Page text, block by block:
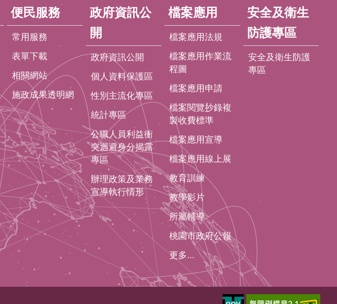
便民服務
常用服務
表單下載
相關網站
施政成果透明網
政府資訊公
開
政府資訊公開
個人資料保護區
性別主流化專區
統計專區
公職人員利益衝
突迴避身分揭露
專區
辦理政策及業務
宣導執行情形
檔案應用
檔案應用法規
檔案應用作業流
程圖
檔案應用申請
檔案閱覽抄錄複
製收費標準
檔案應用宣導
檔案應用線上展
教育訓練
教學影片
所屬輔導
桃園市政府公報
更多...
安全及衛生
防護專區
安全及衛生防護
專區